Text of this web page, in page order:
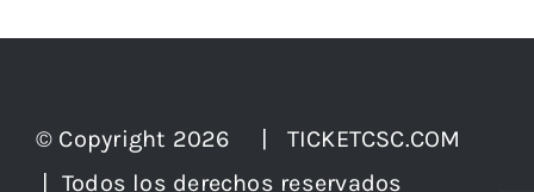
© Copyright 2026 | TICKETCSC.COM
| Todos los derechos reservados